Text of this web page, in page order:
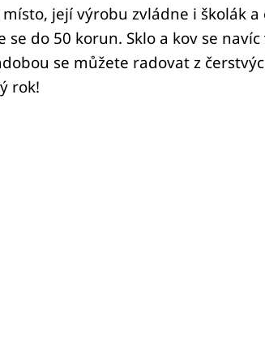
její výrobu zvládne i školák a
se do 50 korun. Sklo a kov se
se můžete radovat z
rok!